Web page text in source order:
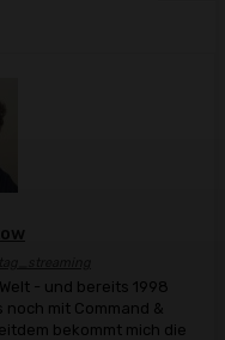
- und bereits 1998
mit Command &
bekommt mich die